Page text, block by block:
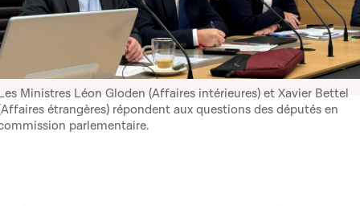
Ministres Léon Gloden (Affaires intérieures) et Xavier Bettel
étrangères) répondent aux questions des députés en
parlementaire.